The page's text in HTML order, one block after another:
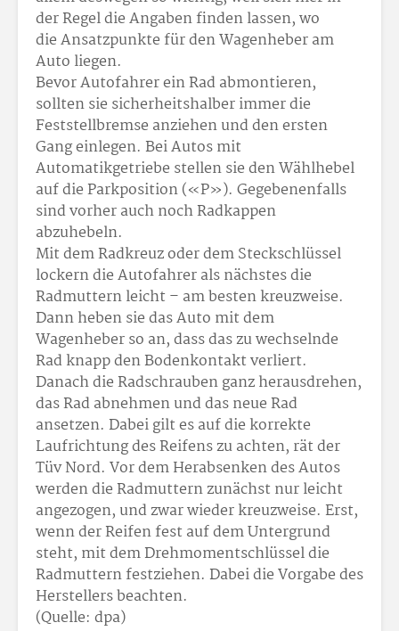
der Regel die Angaben finden lassen, wo
die Ansatzpunkte für den Wagenheber am
Auto liegen.
Bevor Autofahrer ein Rad abmontieren,
sollten sie sicherheitshalber immer die
Feststellbremse anziehen und den ersten
Gang einlegen. Bei Autos mit
Automatikgetriebe stellen sie den Wählhebel
auf die Parkposition («P»). Gegebenenfalls
sind vorher auch noch Radkappen
abzuhebeln.
Mit dem Radkreuz oder dem Steckschlüssel
lockern die Autofahrer als nächstes die
Radmuttern leicht – am besten kreuzweise.
Dann heben sie das Auto mit dem
Wagenheber so an, dass das zu wechselnde
Rad knapp den Bodenkontakt verliert.
Danach die Radschrauben ganz herausdrehen,
das Rad abnehmen und das neue Rad
ansetzen. Dabei gilt es auf die korrekte
Laufrichtung des Reifens zu achten, rät der
Tüv Nord. Vor dem Herabsenken des Autos
werden die Radmuttern zunächst nur leicht
angezogen, und zwar wieder kreuzweise. Erst,
wenn der Reifen fest auf dem Untergrund
steht, mit dem Drehmomentschlüssel die
Radmuttern festziehen. Dabei die Vorgabe des
Herstellers beachten.
(Quelle: dpa)